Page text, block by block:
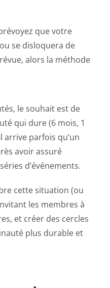
que votre
se disloquera de
alors la méthode
le souhait est de
qui dure (6 mois, 1
arrive parfois qu’un
avoir assuré
d’événements.
cette situation (ou
les membres à
et créer des cercles
plus durable et